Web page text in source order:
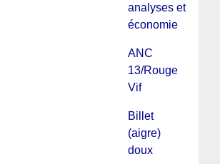
analyses et
économie
ANC
13/Rouge
Vif
Billet
(aigre)
doux